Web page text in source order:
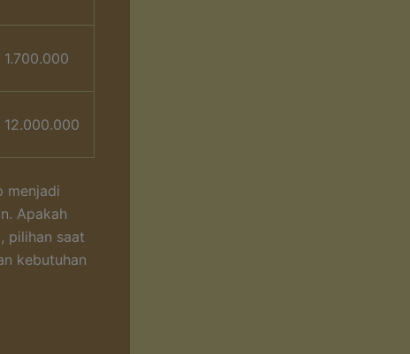
1.700.000
12.000.000
menjadi
Apakah
pilihan saat
kebutuhan